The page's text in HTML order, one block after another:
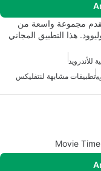
مجموعة واسعة من
هذا التطبيق المجاني
للأندرويد
تطبيقات مشابهة لنتفليكس
Movie